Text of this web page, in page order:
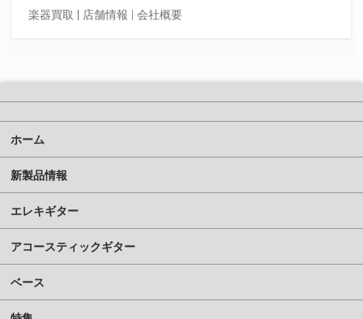
楽器買取 | 店舗情報 | 会社概要
ホーム
新製品情報
エレキギター
アコースティックギター
ベース